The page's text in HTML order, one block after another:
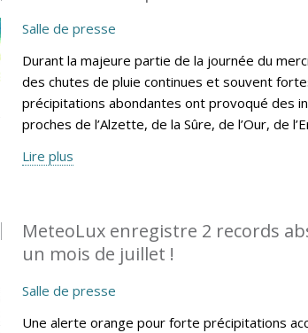
Salle de presse
Durant la majeure partie de la journée du
des chutes de pluie continues et souvent
précipitations abondantes ont provoqué des
proches de l’Alzette, de la Sûre, de l’Our, de
Lire plus
MeteoLux enregistre 2 records
un mois de juillet !
Salle de presse
Une alerte orange pour forte précipitations